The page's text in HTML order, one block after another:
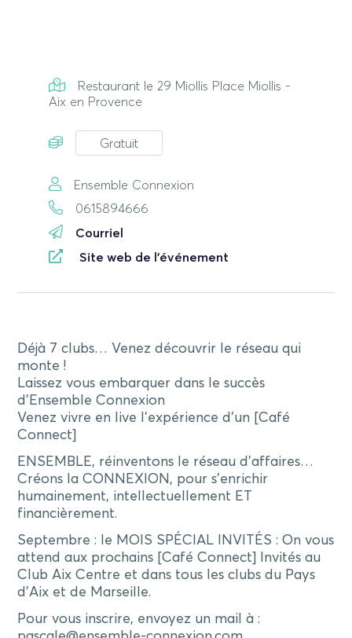
Restaurant le 29 Miollis Place Miollis -
Aix en Provence
Gratuit
Ensemble Connexion
0615894666
Courriel
Site web de l'événement
Déjà 7 clubs… Venez découvrir le réseau qui
monte !
Laissez vous embarquer dans le succès
d’Ensemble Connexion
Venez vivre en live l’expérience d’un [Café
Connect]
ENSEMBLE, réinventons le réseau d’affaires…
Créons la CONNEXION, pour s’enrichir
humainement, intellectuellement ET
financièrement.
Septembre : le MOIS SPÉCIAL INVITÉS : On vous
attend aux prochains [Café Connect] Invités au
Club Aix Centre et dans tous les clubs du Pays
d’Aix et de Marseille.
Pour vous inscrire, envoyez un mail à :